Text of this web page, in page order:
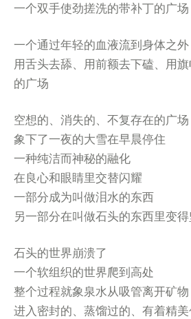
一个双手使劲搓洗的带补丁的广场
一个通过年轻的血液流到身体之外
用舌头去舔、用前额去下磕、用
的广场
空想的、消失的、不复存在的广场
象下了一夜的大雪在早晨停住
一种纯洁而神秘的融化
在良心和眼睛里交替闪耀
一部分成为叫做泪水的东西
另一部分在叫做石头的东西里变
石头的世界崩溃了
一个软组织的世界爬到高处
整个过程就象泉水从吸管离开矿物
进入密封的、蒸馏过的、有着精